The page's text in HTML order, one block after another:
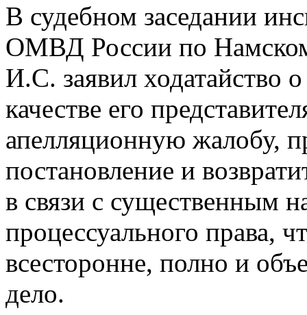
В судебном заседании
ОМВД России по
И.С. заявил ходатайство
качестве его
апелляционную жалобу,
постановление и
в связи с существенным
процессуального права,
всесторонне, полно и
дело.